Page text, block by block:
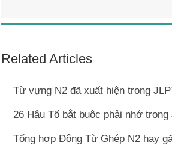
Related Articles
Từ vựng N2 đã xuất hiện trong
26 Hậu Tố bắt buộc phải nhớ trong
Tổng hợp Động Từ Ghép N2 hay